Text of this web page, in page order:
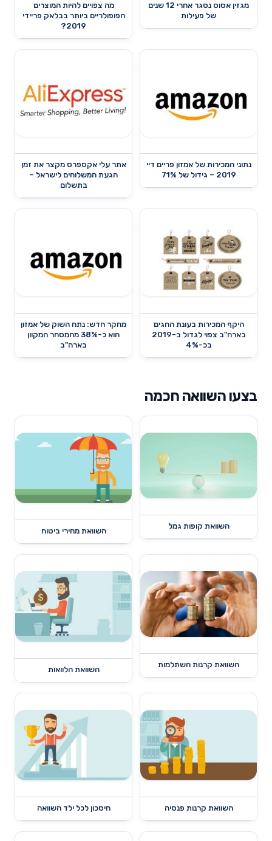
מגזין אסוס נסגר אחרי 12 שנים
של פעילות
מה צפויים להיות המוצרים
הפופולריים ביותר בבלאק פריידי
2019?
נתוני המכירות של אמזון פריים דיי
2019 – גידול של 71%
אתר עלי אקספרס מקצר את זמן
הגעת המשלוחים לישראל –
בתשלום
היקף המכירות בעונת החגים
בארה"ב צפוי לגדול ב-2019
בכ-4%
מחקר חדש: נתח השוק של אמזון
הוא כ-38% מהמסחר המקוון
בארה"ב
בצעו השוואה חכמה
השוואת קופות גמל
השוואת מחירי ביטוח
השוואת קרנות השתלמות
השוואת הלוואות
השוואת קרנות פנסיה חיסכון לכל ילד השוואה